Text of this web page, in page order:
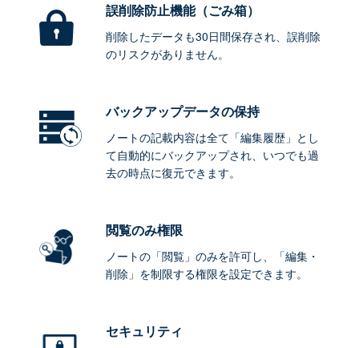
誤削除防止機能（ごみ箱）
削除したデータも30日間保存され、誤削除
のリスクがありません。
バックアップデータの保持
ノートの記載内容は全て「編集履歴」とし
て自動的にバックアップされ、いつでも過
去の時点に復元できます。
閲覧のみ権限
ノートの「閲覧」のみを許可し、「編集・
削除」を制限する権限を設定できます。
セキュリティ